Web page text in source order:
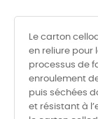
Le carton
en reliure pour
processus de
enroulement
puis séchées
et résistant à